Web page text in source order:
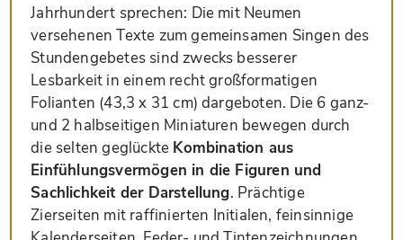
Jahrhundert sprechen: Die mit Neumen
versehenen Texte zum gemeinsamen Singen des
Stundengebetes sind zwecks besserer
Lesbarkeit in einem recht großformatigen
Folianten (43,3 x 31 cm) dargeboten. Die 6 ganz-
und 2 halbseitigen Miniaturen bewegen durch
die selten geglückte Kombination aus
Einfühlungsvermögen in die Figuren und
Sachlichkeit der Darstellung. Prächtige
Zierseiten mit raffinierten Initialen, feinsinnige